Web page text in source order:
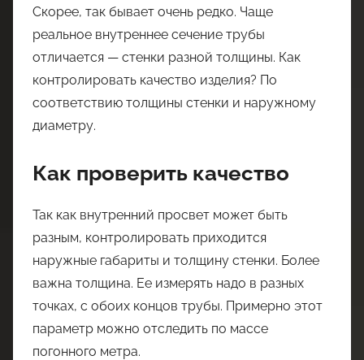
Скорее, так бывает очень редко. Чаще
реальное внутреннее сечение трубы
отличается — стенки разной толщины. Как
контролировать качество изделия? По
соответствию толщины стенки и наружному
диаметру.
Как проверить качество
Так как внутренний просвет может быть
разным, контролировать приходится
наружные габариты и толщину стенки. Более
важна толщина. Ее измерять надо в разных
точках, с обоих концов трубы. Примерно этот
параметр можно отследить по массе
погонного метра.